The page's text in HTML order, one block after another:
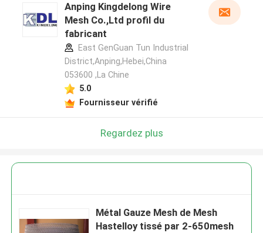
Anping Kingdelong Wire
Mesh Co.,Ltd profil du
fabricant
East GenGuan Tun Industrial
District,Anping,Hebei,China
053600 ,La Chine
5.0
Fournisseur vérifié
Regardez plus
Métal Gauze Mesh de Mesh
Hastelloy tissé par 2-650mesh